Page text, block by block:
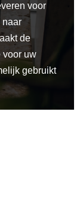
voor
naar
de
voor uw
gebruikt